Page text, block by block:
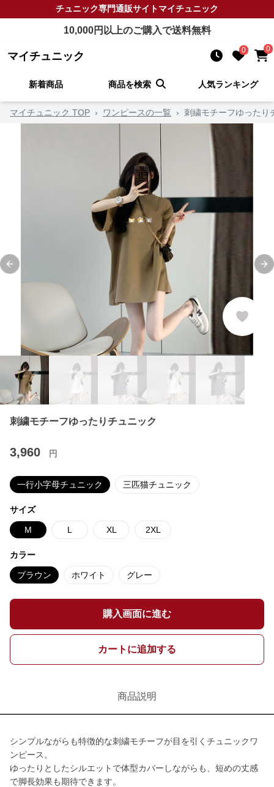
チュニック専門通販サイトマイチュニック
10,000円以上のご購入で送料無料
マイチュニック 0 0
新着商品 商品を検索 人気ランキング
マイチュニック TOP › ワンピースの一覧 › 刺繍モチーフゆったり
Previous slide
刺繍モチーフゆったりチュニック
3,960 円
一行小字母チュニック 三匹猫チュニック
サイズ
M L XL 2XL
カラー
ブラウン ホワイト グレー
購入画面に進む
カートに追加する
商品説明
シンプルながらも特徴的な刺繍モチーフが目を引くチュニックワ
ンピース。
ゆったりとしたシルエットで体型カバーしながらも、短めの丈感
で脚長効果も期待できます。